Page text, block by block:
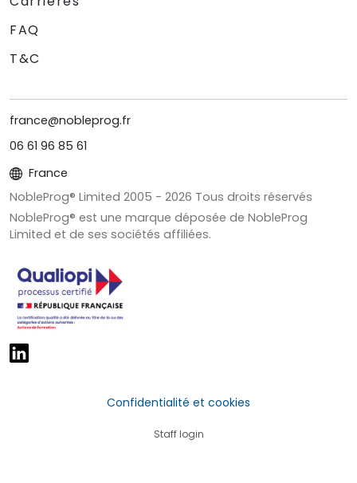
FAQ
T&C
france@nobleprog.fr
06 61 96 85 61
France
NobleProg® Limited 2005 - 2026 Tous droits réservés
NobleProg® est une marque déposée de NobleProg
Limited et de ses sociétés affiliées.
Confidentialité et cookies
Staff login